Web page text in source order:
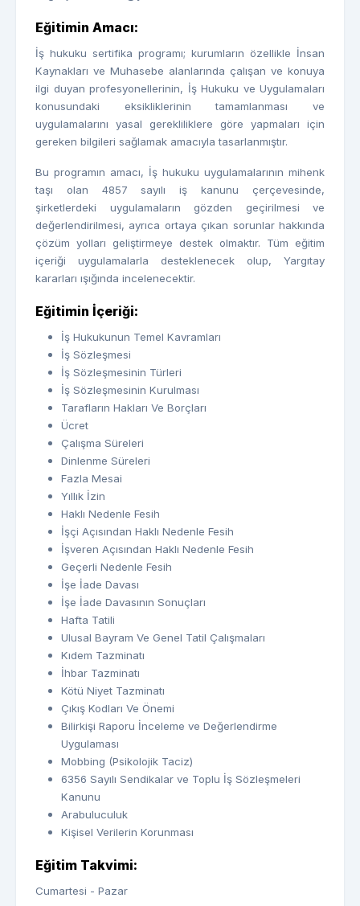
Eğitimin Amacı:
İş hukuku sertifika programı; kurumların özellikle İnsan
Kaynakları ve Muhasebe alanlarında çalışan ve konuya
ilgi duyan profesyonellerinin, İş Hukuku ve Uygulamaları
konusundaki eksikliklerinin tamamlanması ve
uygulamalarını yasal gerekliliklere göre yapmaları için
gereken bilgileri sağlamak amacıyla tasarlanmıştır.
Bu programın amacı, İş hukuku uygulamalarının mihenk
taşı olan 4857 sayılı iş kanunu çerçevesinde,
şirketlerdeki uygulamaların gözden geçirilmesi ve
değerlendirilmesi, ayrıca ortaya çıkan sorunlar hakkında
çözüm yolları geliştirmeye destek olmaktır. Tüm eğitim
içeriği uygulamalarla desteklenecek olup, Yargıtay
kararları ışığında incelenecektir.
Eğitimin İçeriği:
İş Hukukunun Temel Kavramları
İş Sözleşmesi
İş Sözleşmesinin Türleri
İş Sözleşmesinin Kurulması
Tarafların Hakları Ve Borçları
Ücret
Çalışma Süreleri
Dinlenme Süreleri
Fazla Mesai
Yıllık İzin
Haklı Nedenle Fesih
İşçi Açısından Haklı Nedenle Fesih
İşveren Açısından Haklı Nedenle Fesih
Geçerli Nedenle Fesih
İşe İade Davası
İşe İade Davasının Sonuçları
Hafta Tatili
Ulusal Bayram Ve Genel Tatil Çalışmaları
Kıdem Tazminatı
İhbar Tazminatı
Kötü Niyet Tazminatı
Çıkış Kodları Ve Önemi
Bilirkişi Raporu İnceleme ve Değerlendirme
Uygulaması
Mobbing (Psikolojik Taciz)
6356 Sayılı Sendikalar ve Toplu İş Sözleşmeleri
Kanunu
Arabuluculuk
Kişisel Verilerin Korunması
Eğitim Takvimi:
Cumartesi - Pazar